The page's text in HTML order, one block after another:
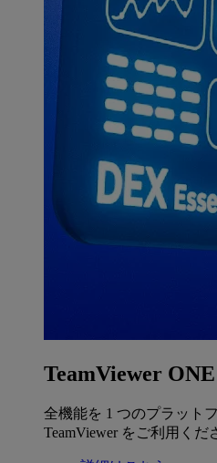
TeamViewer ONE
全機能を 1 つのプラット
TeamViewer をご利用くだ